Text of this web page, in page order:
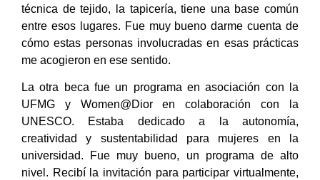
técnica de tejido, la tapicería, tiene una base común
entre esos lugares. Fue muy bueno darme cuenta de
cómo estas personas involucradas en esas prácticas
me acogieron en ese sentido.
La otra beca fue un programa en asociación con la
UFMG y Women@Dior en colaboración con la
UNESCO. Estaba dedicado a la autonomía,
creatividad y sustentabilidad para mujeres en la
universidad. Fue muy bueno, un programa de alto
nivel. Recibí la invitación para participar virtualmente,